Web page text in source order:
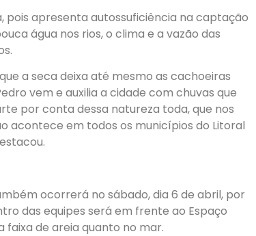
pois apresenta autossuficiência na captação
água nos rios, o clima e a vazão das
a seca deixa até mesmo as cachoeiras
vem e auxilia a cidade com chuvas que
por conta dessa natureza toda, que nos
acontece em todos os municípios do Litoral
ocorrerá no sábado, dia 6 de abril, por
das equipes será em frente ao Espaço
de areia quanto no mar.